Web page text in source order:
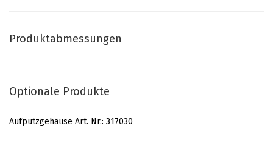
Produktabmessungen
Optionale Produkte
Aufputzgehäuse Art. Nr.: 317030